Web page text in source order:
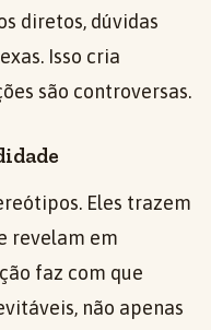
diretos, dúvidas
Isso cria
são controversas.
Eles trazem
revelam em
faz com que
não apenas